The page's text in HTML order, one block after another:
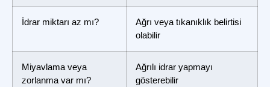
İdrar miktarı az mı?
Ağrı veya tıkanıklık belirtisi
olabilir
Miyavlama veya
zorlanma var mı?
Ağrılı idrar yapmayı
gösterebilir